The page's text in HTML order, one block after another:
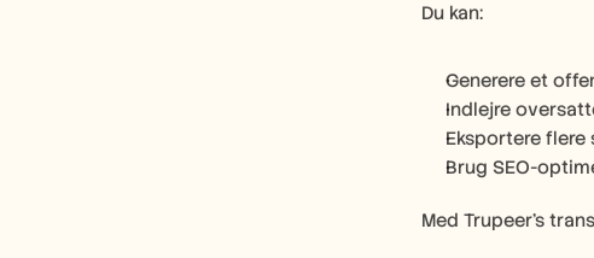
Du kan:
Generere et
Indlejre
Eksportere flere
Brug SEO-
Med Trupeer’s